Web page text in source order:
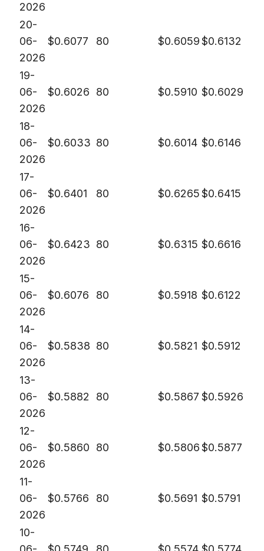
2026
20-
06-
2026
$0.6077 80 $0.6059$0.6132
19-
06-
2026
$0.6026 80 $0.5910 $0.6029
18-
06-
2026
$0.6033 80 $0.6014 $0.6146
17-
06-
2026
$0.6401 80 $0.6265$0.6415
16-
06-
2026
$0.6423 80 $0.6315 $0.6616
15-
06-
2026
$0.6076 80 $0.5918 $0.6122
14-
06-
2026
$0.5838 80 $0.5821 $0.5912
13-
06-
2026
$0.5882 80 $0.5867 $0.5926
12-
06-
2026
$0.5860 80 $0.5806$0.5877
11-
06-
2026
$0.5766 80 $0.5691 $0.5791
10-